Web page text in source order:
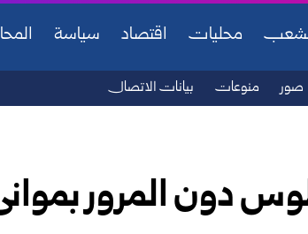
محليات اقتصاد سياسة
صور منوعات بيانات الاتصال
دون المرور